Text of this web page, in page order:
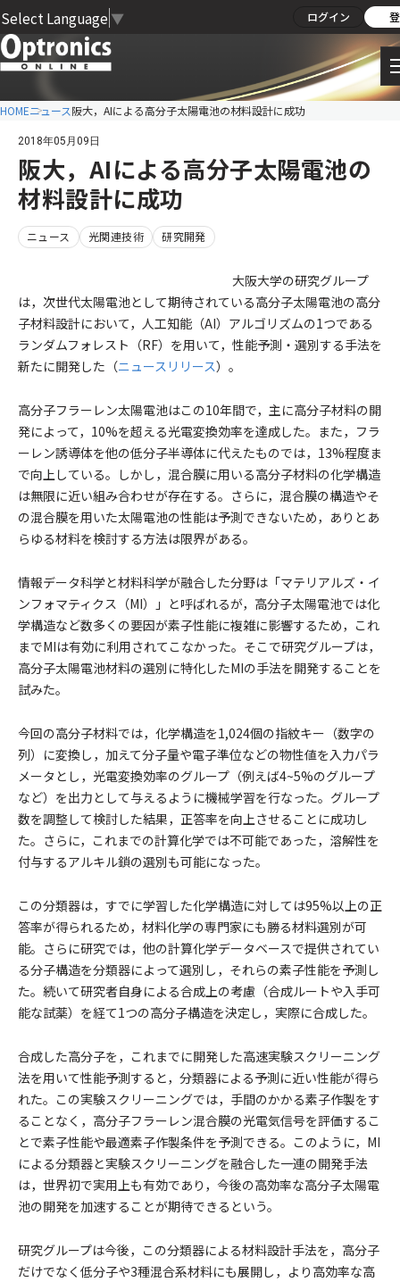
Select Language ▼ ログイン
HOMEニュース阪大，AIによる高分子太陽電池の材料設計に成功
2018年05月09日
阪大，AIによる高分子太陽電池の
材料設計に成功
ニュース 光関連技術 研究開発
大阪大学の研究グループ
は，次世代太陽電池として期待されている高分子太陽電池の高分
子材料設計において，人工知能（AI）アルゴリズムの1つである
ランダムフォレスト（RF）を用いて，性能予測・選別する手法を
新たに開発した（ニュースリリース）。
高分子フラーレン太陽電池はこの10年間で，主に高分子材料の開
発によって，10%を超える光電変換効率を達成した。また，フラ
ーレン誘導体を他の低分子半導体に代えたものでは，13%程度ま
で向上している。しかし，混合膜に用いる高分子材料の化学構造
は無限に近い組み合わせが存在する。さらに，混合膜の構造やそ
の混合膜を用いた太陽電池の性能は予測できないため，ありとあ
らゆる材料を検討する方法は限界がある。
情報データ科学と材料科学が融合した分野は「マテリアルズ・イ
ンフォマティクス（MI）」と呼ばれるが，高分子太陽電池では化
学構造など数多くの要因が素子性能に複雑に影響するため，これ
までMIは有効に利用されてこなかった。そこで研究グループは，
高分子太陽電池材料の選別に特化したMIの手法を開発することを
試みた。
今回の高分子材料では，化学構造を1,024個の指紋キー（数字の
列）に変換し，加えて分子量や電子準位などの物性値を入力パラ
メータとし，光電変換効率のグループ（例えば4~5%のグループ
など）を出力として与えるように機械学習を行なった。グループ
数を調整して検討した結果，正答率を向上させることに成功し
た。さらに，これまでの計算化学では不可能であった，溶解性を
付与するアルキル鎖の選別も可能になった。
この分類器は，すでに学習した化学構造に対しては95%以上の正
答率が得られるため，材料化学の専門家にも勝る材料選別が可
能。さらに研究では，他の計算化学データベースで提供されてい
る分子構造を分類器によって選別し，それらの素子性能を予測し
た。続いて研究者自身による合成上の考慮（合成ルートや入手可
能な試薬）を経て1つの高分子構造を決定し，実際に合成した。
合成した高分子を，これまでに開発した高速実験スクリーニング
法を用いて性能予測すると，分類器による予測に近い性能が得ら
れた。この実験スクリーニングでは，手間のかかる素子作製をす
ることなく，高分子フラーレン混合膜の光電気信号を評価するこ
とで素子性能や最適素子作製条件を予測できる。このように，MI
による分類器と実験スクリーニングを融合した一連の開発手法
は，世界初で実用上も有効であり，今後の高効率な高分子太陽電
池の開発を加速することが期待できるという。
研究グループは今後，この分類器による材料設計手法を，高分子
だけでなく低分子や3種混合系材料にも展開し，より高効率な高